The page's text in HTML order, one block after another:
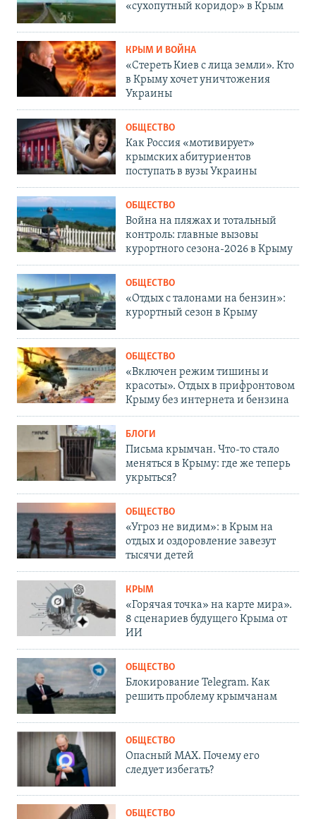
«сухопутный коридор» в Крым
КРЫМ И ВОЙНА
«Стереть Киев с лица земли». Кто
в Крыму хочет уничтожения
Украины
ОБЩЕСТВО
Как Россия «мотивирует»
крымских абитуриентов
поступать в вузы Украины
ОБЩЕСТВО
Война на пляжах и тотальный
контроль: главные вызовы
курортного сезона-2026 в Крыму
ОБЩЕСТВО
«Отдых с талонами на бензин»:
курортный сезон в Крыму
ОБЩЕСТВО
«Включен режим тишины и
красоты». Отдых в прифронтовом
Крыму без интернета и бензина
БЛОГИ
Письма крымчан. Что-то стало
меняться в Крыму: где же теперь
укрыться?
ОБЩЕСТВО
«Угроз не видим»: в Крым на
отдых и оздоровление завезут
тысячи детей
КРЫМ
«Горячая точка» на карте мира».
8 сценариев будущего Крыма от
ИИ
ОБЩЕСТВО
Блокирование Telegram. Как
решить проблему крымчанам
ОБЩЕСТВО
Опасный MAX. Почему его
следует избегать?
ОБЩЕСТВО